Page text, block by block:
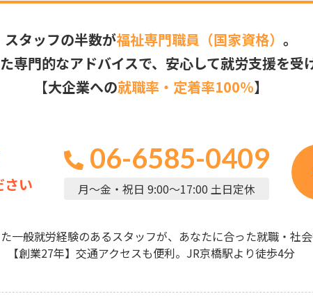
スタッフの半数が福祉専門職員（国家資格） 。
専門的なアドバイスで、安心して就労支援を受
【大企業への就職率・定着率100％】
さい
06-6585-0409
月～金・祝日 9:00～17:00 土日定休
一般就労経験のあるスタッフが、あなたに合った就職・社
【創業27年】交通アクセスも便利。JR京橋駅より徒歩4分